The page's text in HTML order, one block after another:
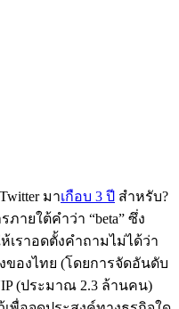
มาเกือบ 3 ปี สำหรับ?
ภายใต้คำว่า “beta” ซึ่ง
เราอดตั้งคำถามไม่ได้ว่า
ของไทย (โดยการจัดอันดับ
(ประมาณ 2.3 ล้านคน)